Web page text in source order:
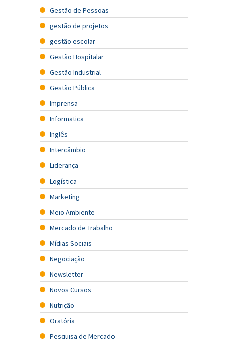
Gestão de Pessoas
gestão de projetos
gestão escolar
Gestão Hospitalar
Gestão Industrial
Gestão Pública
Imprensa
Informatica
Inglês
Intercâmbio
Liderança
Logística
Marketing
Meio Ambiente
Mercado de Trabalho
Mídias Sociais
Negociação
Newsletter
Novos Cursos
Nutrição
Oratória
Pesquisa de Mercado